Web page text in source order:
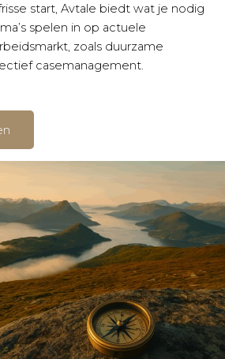
start, Avtale biedt wat je nodig
spelen in op actuele
zoals duurzame
casemanagement.